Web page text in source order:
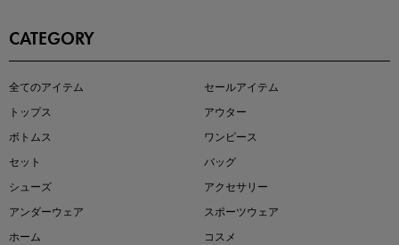
注目の新作が販売開始
CATEGORY
全てのアイテム
セールアイテム
トップス
アウター
ボトムス
ワンピース
セット
バッグ
シューズ
アクセサリー
アンダーウェア
スポーツウェア
ホーム
コスメ